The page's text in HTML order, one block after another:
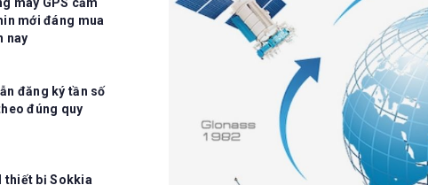
mới đáng mua
nay
đăng ký tần số
đúng quy
thiết bị Sokkia